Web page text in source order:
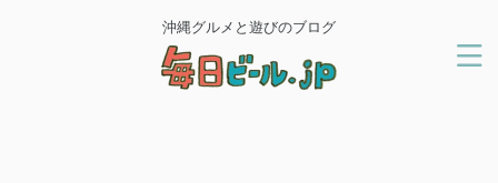
沖縄グルメと遊びのブログ